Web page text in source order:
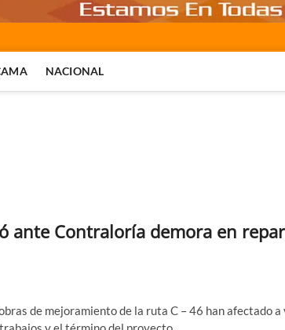
NACIONAL
ante Contraloría demora en
de mejoramiento de la ruta C – 46 han afectado